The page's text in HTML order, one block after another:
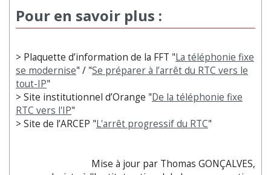
Pour en savoir plus :
> Plaquette d’information de la FFT "La téléphonie fixe
se modernise" / "Se préparer à l’arrêt du RTC vers le
tout-IP"
> Site institutionnel d’Orange "De la téléphonie fixe
RTC vers l'IP"
> Site de l’ARCEP "L'arrêt progressif du RTC"
Mise à jour par Thomas GONÇALVES,